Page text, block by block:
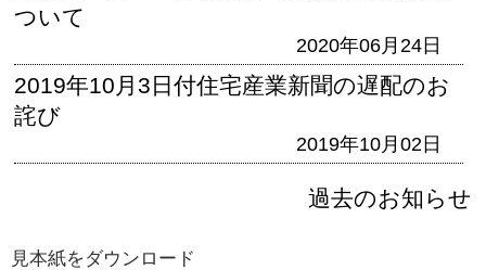
ついて
2020年06月24日
2019年10月3日付住宅産業新聞の遅配のお
詫び
2019年10月02日
過去のお知らせ
見本紙をダウンロード